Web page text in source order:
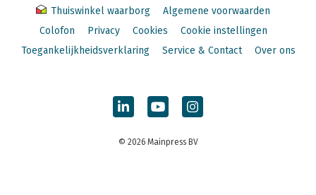
Thuiswinkel waarborg
Algemene voorwaarden
Colofon
Privacy Cookies
Cookie instellingen
Toegankelijkheidsverklaring
Service & Contact Over ons
© 2026 Mainpress BV